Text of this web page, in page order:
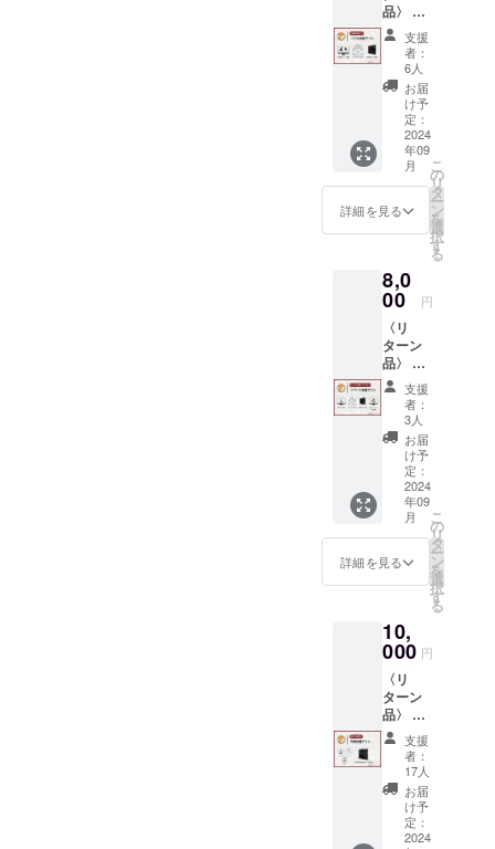
に掲
載、文
字サイ
（縦）
約３
cm（横
）約１
０cm ・
寄付金
領収
書・証
郵送）
ありが
とう動
画は約1
分ほど
の動画
になり
ます。
メッ
セージ
ハガキ
はご入
力いた
だいた
住所へ
発送い
たしま
は協賛
者の
アドレ
ス宛に
限定
URLを
送信す
る予定
です。
※寄付者
ボード
に記載
品〉 ・
福大生
実践！
一人で
できる
自主練
ニュー
動画配
布 ・
メッ
セージ
ハガキ
※100m
148mm
/片面に
イベン
ト後部
員集合
写真印
刷＆部
員メッ
セージ
・寄付
者ボー
ドに名
前を記
（小）
※ニック
ネーム
カー場
入り口
に掲
載、文
字サイ
ズ
（縦）
約３
cm（横
）約１
０cm ・
寄付金
領収
支援
者：
6人
お届
け予
定：
2024
年09
月
詳細を見る
こ
の
リ
タ
ー
ン
を
選
択
す
る
8,0
00 円
〈リ
ターン
品〉 ・
ありが
とう動
画 ・
メッ
セージ
ハガキ
・寄付
者ボー
ドに名
前を記
載
（中）※
ニック
可能、
福岡大
学サッ
カー場
入り口
に掲
載、文
字サイ
（縦）
約６
cm（横
）約１
支援
者：
3人
お届
け予
定：
2024
年09
月
詳細を見る
こ
の
リ
タ
ー
ン
を
選
択
す
る
10,
000 円
〈リ
ターン
品〉 ・
寄付者
ボード
に名前
を記載
（大）※
ニック
ネーム
支援
者：
17人
お届
け予
定：
2024